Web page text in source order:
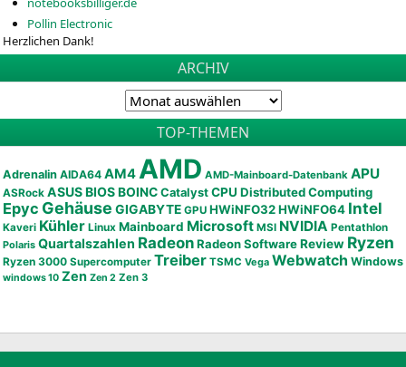
Pollin Electronic
Herzlichen Dank!
ARCHIV
TOP-THEMEN
Adrenalin AIDA64 AM4AMD AMD-Mainboard-Datenbank APU
ASRock ASUSBIOSBOINC Catalyst CPU Distributed Computing
Epyc Gehäuse GIGABYTE GPU HWiNFO32HWiNFO64 Intel
Kaveri Kühler Linux Mainboard Microsoft MSI NVIDIA Pentathlon
Polaris Quartalszahlen RadeonRadeon SoftwareReview Ryzen
Ryzen 3000 Supercomputer Treiber TSMC Vega Webwatch Windows
windows 10 Zen Zen 2 Zen 3